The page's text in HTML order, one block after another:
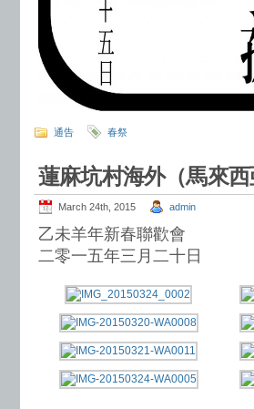
通告 春祭
蓮麻坑村海外（馬來
March 24th, 2015 admin
乙未羊年新春聯歡會
二零一五年三月二十日